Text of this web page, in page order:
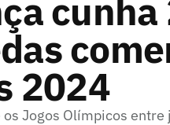
2024
os Jogos Olímpicos entre